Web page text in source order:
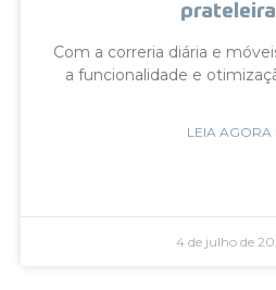
Com a correria diária e
a funcionalidade e
LEIA AGORA
4 de julho de